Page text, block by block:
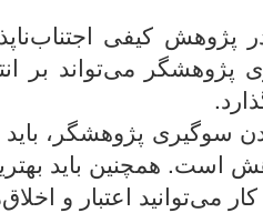
کیفی
پژوهشگر می‌تواند بر
سوگیری پژوهشگر، باید
است. همچنین باید
کار می‌توانید اعتبار و